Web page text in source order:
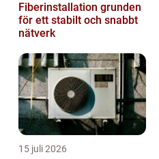
Fiberinstallation grunden
för ett stabilt och snabbt
nätverk
15 juli 2026